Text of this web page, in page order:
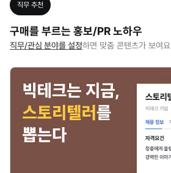
직무 추천
구매를 부르는 홍보/PR 노하우
직무/관심 분야를 설정하면 맞춤 콘텐츠가 보여요